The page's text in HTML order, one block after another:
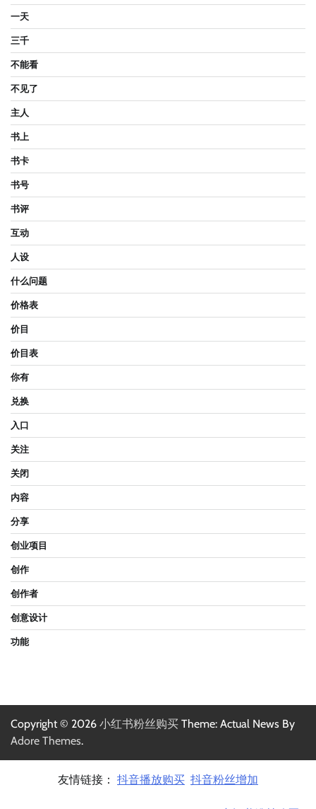
一天
三千
不能看
不见了
主人
书上
书卡
书号
书评
互动
人设
什么问题
价格表
价目
价目表
你有
兑换
入口
关注
关闭
内容
分享
创业项目
创作
创作者
创意设计
功能
Copyright © 2026 小红书粉丝购买 Theme: Actual News By
Adore Themes.
友情链接： 抖音播放购买 抖音粉丝增加